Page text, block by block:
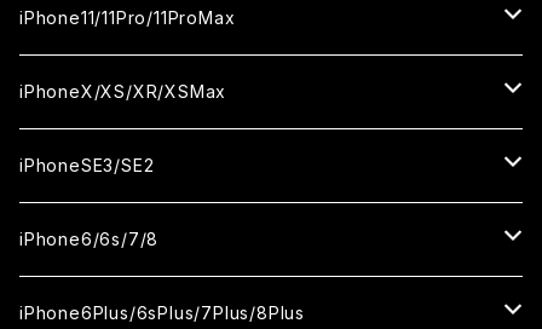
セラミックフィルム
ガラスフィルム
セラミックフィルム
セラミックフィルム
ガラスフィルム
セラミックフィルム
iPhone15ProMax
ガラスフィルム
セラミックフィルム
セラミックフィルム
ガラスフィルム
セラミックフィルム
iPhone14Plus
ガラスフィルム
セラミックフィルム
iPhone14ProMax
ガラスフィルム
セラミックフィルム
ガラスフィルム
セラミックフィルム
iPhone13mini
ガラスフィルム
セラミックフィルム
iPhone13ProMax
ガラスフィルム
セラミックフィルム
iPhone12/12Pro
ガラスフィルム
セラミックフィルム
iPhone12mini
ガラスフィルム
セラミックフィルム
iPhone12ProMax
ガラスフィルム
セラミックフィルム
iPhone11/11Pro/11ProMax
iPhone11
ガラスフィルム
セラミックフィルム
iPhone11Pro
ガラスフィルム
セラミックフィルム
iPhone11Pro Max
ガラスフィルム
iPhoneX/XS/XR/XSMax
iPhoneX
ガラスフィルム
セラミックフィルム
iPhoneXS
ガラスフィルム
iPhoneXR
iPhoneSE3/SE2
iPhoneSE3
ガラスフィルム
iPhoneSE2
iPhone6/6s/7/8
iPhone8
iPhone6Plus/6sPlus/7Plus/8Plus